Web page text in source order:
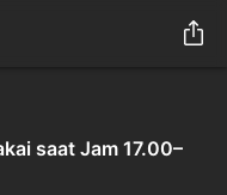
saat Jam 17.00–